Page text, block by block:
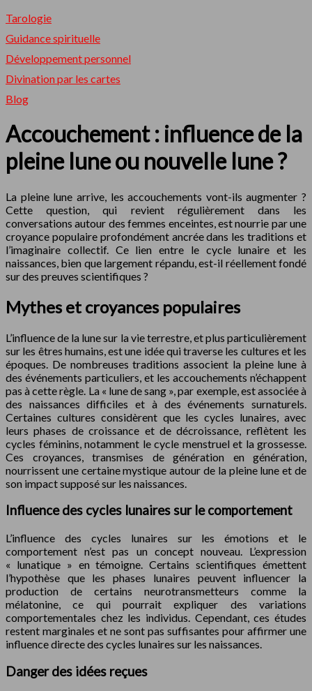
Tarologie
Guidance spirituelle
Développement personnel
Divination par les cartes
Blog
Accouchement : influence de la
pleine lune ou nouvelle lune ?
La pleine lune arrive, les accouchements vont-ils augmenter ?
Cette question, qui revient régulièrement dans les
conversations autour des femmes enceintes, est nourrie par une
croyance populaire profondément ancrée dans les traditions et
l’imaginaire collectif. Ce lien entre le cycle lunaire et les
naissances, bien que largement répandu, est-il réellement fondé
sur des preuves scientifiques ?
Mythes et croyances populaires
L’influence de la lune sur la vie terrestre, et plus particulièrement
sur les êtres humains, est une idée qui traverse les cultures et les
époques. De nombreuses traditions associent la pleine lune à
des événements particuliers, et les accouchements n’échappent
pas à cette règle. La « lune de sang », par exemple, est associée à
des naissances difficiles et à des événements surnaturels.
Certaines cultures considèrent que les cycles lunaires, avec
leurs phases de croissance et de décroissance, reflètent les
cycles féminins, notamment le cycle menstruel et la grossesse.
Ces croyances, transmises de génération en génération,
nourrissent une certaine mystique autour de la pleine lune et de
son impact supposé sur les naissances.
Influence des cycles lunaires sur le comportement
L’influence des cycles lunaires sur les émotions et le
comportement n’est pas un concept nouveau. L’expression
« lunatique » en témoigne. Certains scientifiques émettent
l’hypothèse que les phases lunaires peuvent influencer la
production de certains neurotransmetteurs comme la
mélatonine, ce qui pourrait expliquer des variations
comportementales chez les individus. Cependant, ces études
restent marginales et ne sont pas suffisantes pour affirmer une
influence directe des cycles lunaires sur les naissances.
Danger des idées reçues